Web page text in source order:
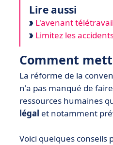
Lire aussi
L'avenant
Limitez les
Comment
La réforme de la
n'a pas manqué de
ressources humaines
légal et notamment
Voici quelques